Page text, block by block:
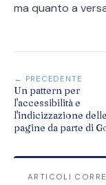
ma quanto a
← PRECEDENTE
Un pattern per
l'accessibilità e
l'indicizzazione delle
pagine da parte di
ARTICOLI